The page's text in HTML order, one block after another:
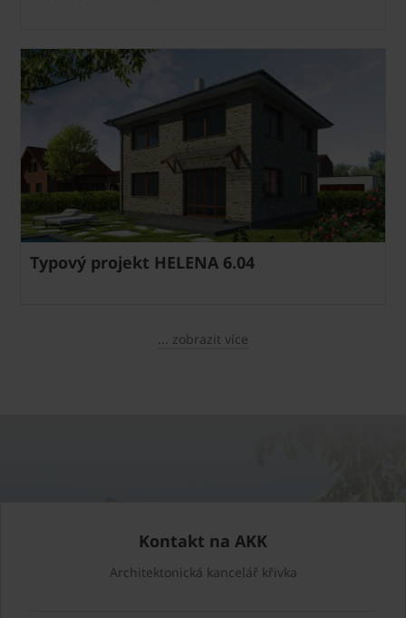
Typový projekt HELENA 6.04
... zobrazit více
Kontakt na AKK
Architektonická kancelář křivka